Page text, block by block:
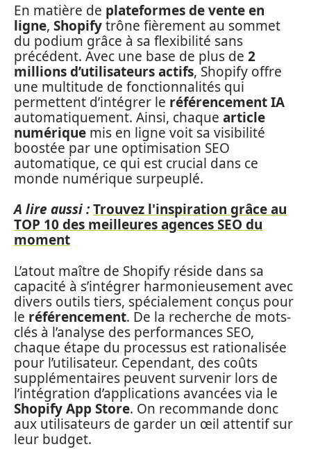
En matière de plateformes de vente en
ligne, Shopifytrône fièrement au sommet
du podium grâce à sa flexibilité sans
précédent. Avec une base de plus de 2
millions d’utilisateurs actifs, Shopify offre
une multitude de fonctionnalités qui
permettent d’intégrer le référencement IA
automatiquement. Ainsi, chaque article
numérique mis en ligne voit sa visibilité
boostée par une optimisation SEO
automatique, ce qui est crucial dans ce
monde numérique surpeuplé.
A lire aussi :Trouvez l'inspiration grâce au
TOP 10 des meilleures agences SEO du
moment
L’atout maître de Shopify réside dans sa
capacité à s’intégrer harmonieusement avec
divers outils tiers, spécialement conçus pour
le référencement. De la recherche de mots-
clés à l’analyse des performances SEO,
chaque étape du processus est rationalisée
pour l’utilisateur. Cependant, des coûts
supplémentaires peuvent survenir lors de
l’intégration d’applications avancées via le
Shopify App Store. On recommande donc
aux utilisateurs de garder un œil attentif sur
leur budget.